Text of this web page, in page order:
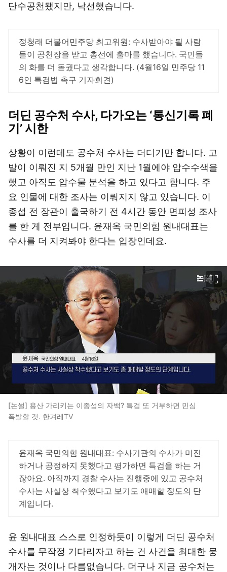
단수공천됐지만, 낙선했습니다.
정청래 더불어민주당 최고위원: 수사받아야 될 사람
들이 공천장을 받고 총선에 출마를 했습니다. 국민들
의 화를 더 돋궜다고 생각합니다. (4월16일 민주당 11
6인 특검법 촉구 기자회견)
더딘 공수처 수사, 다가오는 ‘통신기록 폐
기’ 시한
상황이 이런데도 공수처 수사는 더디기만 합니다. 고
발이 이뤄진 지 5개월 만인 지난 1월에야 압수수색을
했고 아직도 압수물 분석을 하고 있다고 합니다. 주
요 인물에 대한 조사는 이뤄지지 않고 있습니다. 이
종섭 전 장관이 출국하기 전 4시간 동안 면피성 조사
를 한 게 전부입니다. 윤재옥 국민의힘 원내대표는
수사를 더 지켜봐야 한다는 입장인데요.
[논썰] 용산 가리키는 이종섭의 자백? 특검 또 거부하면 민심
폭발할 것. 한겨레TV
윤재옥 국민의힘 원내대표: 수사기관의 수사가 미진
하거나 공정하지 못했다고 평가하면 특검을 하는 거
잖아요. 아직까지 경찰 수사는 진행중에 있고 공수처
수사는 사실상 착수했다고 보기도 애매할 정도의 단
계입니다.
윤 원내대표 스스로 인정하듯이 이렇게 더딘 공수처
수사를 무작정 기다리자고 하는 건 사건을 최대한 뭉
개자는 것이나 다름없습니다. 더구나 지금 공수처는